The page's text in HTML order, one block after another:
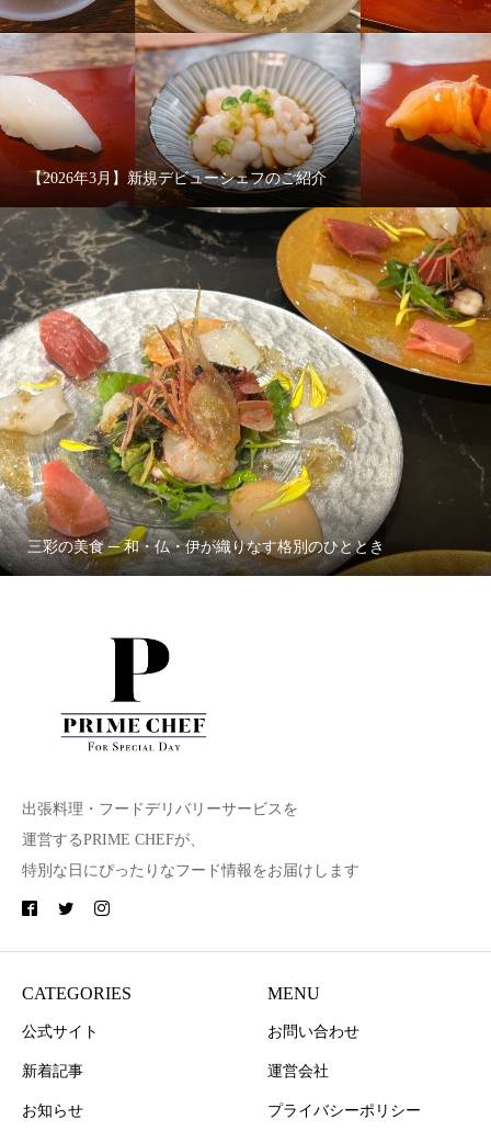
【2026年3月】新規デビューシェフのご紹介
三彩の美食 ─ 和・仏・伊が織りなす格別のひととき
出張料理・フードデリバリーサービスを
運営するPRIME CHEFが、
特別な日にぴったりなフード情報をお届けします
CATEGORIES
公式サイト
新着記事
お知らせ
MENU
お問い合わせ
運営会社
プライバシーポリシー